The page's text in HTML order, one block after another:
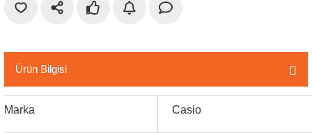
Ürün Bilgisi
Marka Casio